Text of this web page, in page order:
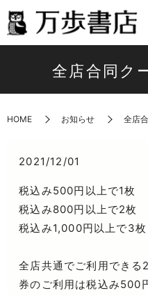
全店合同ク
HOME お知らせ 全店
2021/12/01
税込み500円以上で1枚
税込み800円以上で2枚
税込み1,000円以上で3枚
全店共通でご利用できる
券のご利用は税込み500